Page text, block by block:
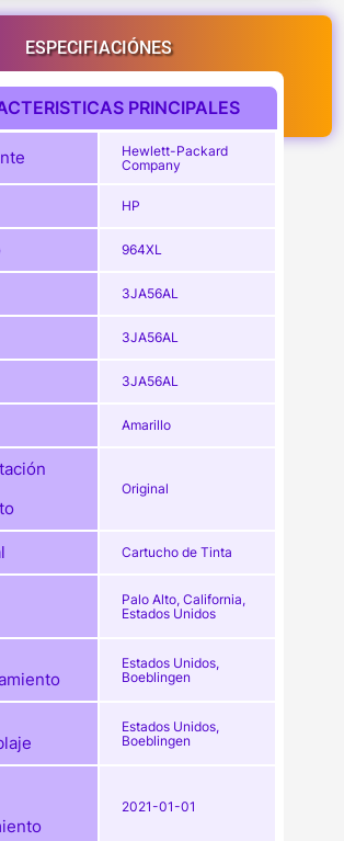
ESPECIFIACIÓNES
PRINCIPALES
Hewlett-Packard
Company
HP
964XL
3JA56AL
3JA56AL
3JA56AL
Amarillo
Original
Cartucho de Tinta
Palo Alto, California,
Estados Unidos
Estados Unidos,
Boeblingen
Estados Unidos,
Boeblingen
2021-01-01